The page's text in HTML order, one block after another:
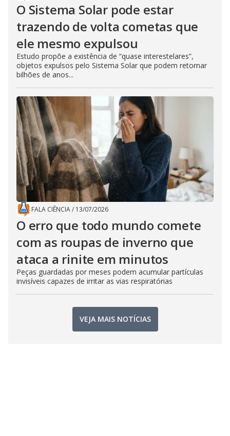
O Sistema Solar pode estar
trazendo de volta cometas que
ele mesmo expulsou
Estudo propõe a existência de “quase interestelares”,
objetos expulsos pelo Sistema Solar que podem retornar
bilhões de anos...
FALA CIÊNCIA/ 13/07/2026
O erro que todo mundo comete
com as roupas de inverno que
ataca a rinite em minutos
Peças guardadas por meses podem acumular partículas
invisíveis capazes de irritar as vias respiratórias
VEJA MAIS NOTÍCIAS